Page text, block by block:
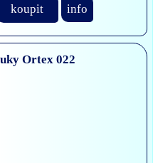
koupit info